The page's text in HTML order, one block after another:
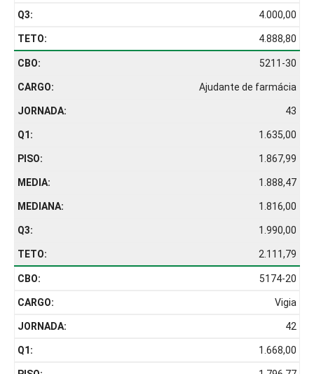
4.000,00
4.888,80
5211-30
Ajudante de farmácia
43
1.635,00
1.867,99
1.888,47
1.816,00
1.990,00
2.111,79
5174-20
Vigia
42
1.668,00